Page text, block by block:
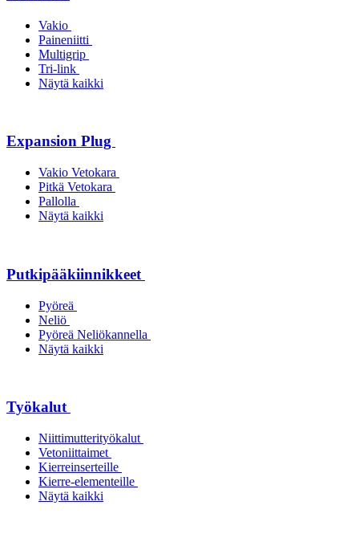
Vakio
Paineniitti
Multigrip
Tri-link
Näytä kaikki
Expansion Plug
Vakio Vetokara
Pitkä Vetokara
Pallolla
Näytä kaikki
Putkipääkiinnikkeet
Pyöreä
Neliö
Pyöreä Neliökannella
Näytä kaikki
Työkalut
Niittimutterityökalut
Vetoniittaimet
Kierreinserteille
Kierre-elementeille
Näytä kaikki